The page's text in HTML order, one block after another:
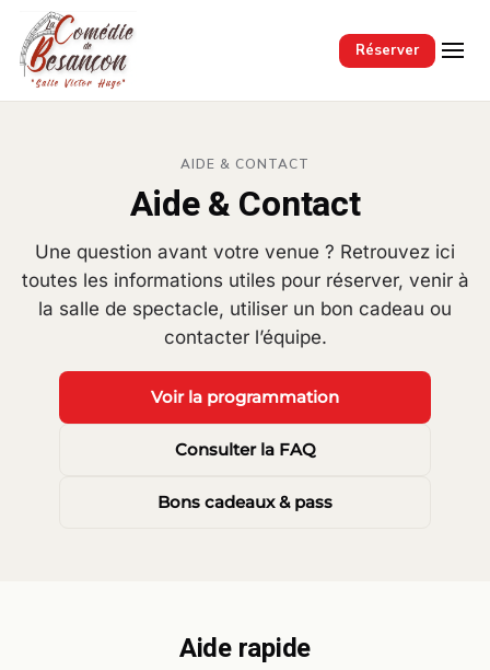
Réserver
Passer au contenu principal
AIDE & CONTACT
Aide & Contact
Une question avant votre venue ? Retrouvez ici
toutes les informations utiles pour réserver, venir à
la salle de spectacle, utiliser un bon cadeau ou
contacter l’équipe.
Voir la programmation
Consulter la FAQ
Bons cadeaux & pass
Aide rapide